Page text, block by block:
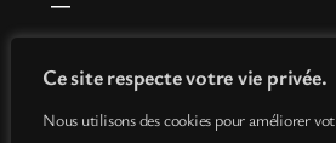
Ce site respecte votre vie privée.
Nous utilisons des cookies pour améliorer
Boutique
Info
Mentions légales
Conditions générales